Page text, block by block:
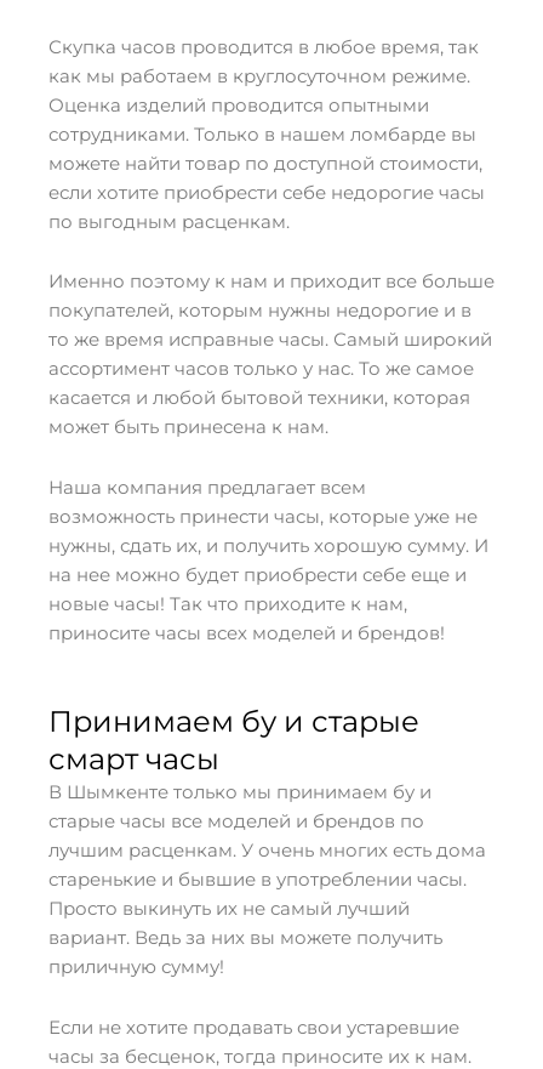
Скупка часов проводится в любое время, так
как мы работаем в круглосуточном режиме.
Оценка изделий проводится опытными
сотрудниками. Только в нашем ломбарде вы
можете найти товар по доступной стоимости,
если хотите приобрести себе недорогие часы
по выгодным расценкам.
Именно поэтому к нам и приходит все больше
покупателей, которым нужны недорогие и в
то же время исправные часы. Самый широкий
ассортимент часов только у нас. То же самое
касается и любой бытовой техники, которая
может быть принесена к нам.
Наша компания предлагает всем
возможность принести часы, которые уже не
нужны, сдать их, и получить хорошую сумму. И
на нее можно будет приобрести себе еще и
новые часы! Так что приходите к нам,
приносите часы всех моделей и брендов!
Принимаем бу и старые
смарт часы
В Шымкенте только мы принимаем бу и
старые часы все моделей и брендов по
лучшим расценкам. У очень многих есть дома
старенькие и бывшие в употреблении часы.
Просто выкинуть их не самый лучший
вариант. Ведь за них вы можете получить
приличную сумму!
Если не хотите продавать свои устаревшие
часы за бесценок, тогда приносите их к нам.